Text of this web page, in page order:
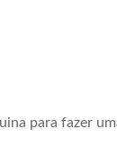
para fazer